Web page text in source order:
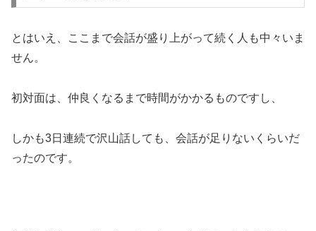
とはいえ、ここまで会話が盛り上がって続く人も中々いま
せん。
初対面は、仲良くなるまで時間がかかるものですし、
しかも3日連続で沢山話しても、会話が足りないくらいだ
ったのです。